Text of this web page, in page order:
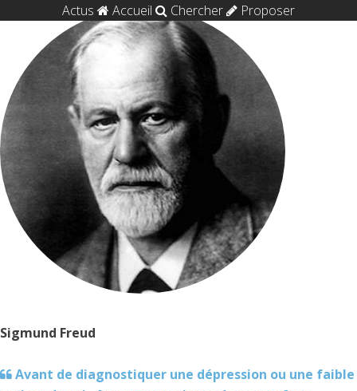
Actus Accueil Chercher Proposer
Sigmund Freud
Avant de diagnostiquer une dépression ou une faible